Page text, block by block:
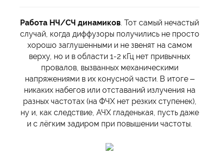
Работа НЧ/СЧ динамиков . Тот самый нечастый
случай, когда диффузоры получились не просто
хорошо заглушенными и не звенят на самом
верху, но и в области 1-2 кГц нет привычных
провалов, вызванных механическими
напряжениями в их конусной части. В итоге –
никаких набегов или отставаний излучения на
разных частотах (на ФЧХ нет резких ступенек),
ну и, как следствие, АЧХ гладенькая, пусть даже
и с лёгким задиром при повышении частоты.